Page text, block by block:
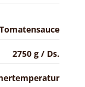
2750 g / Ds.